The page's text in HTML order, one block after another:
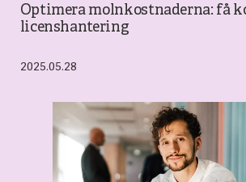
Optimera molnkostnaderna: få
licenshantering
2025.05.28